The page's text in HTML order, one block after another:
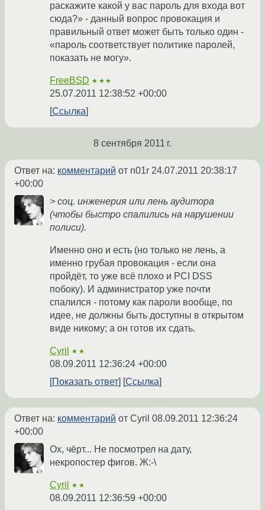
раскажите какой у вас пароль для входа вот
сюда?» - данный вопрос провокация и
правильный ответ может быть только один -
«пароль соответствует политике паролей,
показать не могу».
FreeBSD ★★★
25.07.2011 12:38:52 +00:00
Ссылка
8 сентября 2011 г.
Ответ на: комментарий от n01r 24.07.2011 20:38:17
+00:00
> соц. инженерия или лень аудитора
(чтобы быстро спалились на нарушении
полиси).
Именно оно и есть (но только не лень, а
именно грубая провокация - если она
пройдёт, то уже всё плохо и PCI DSS
побоку). И администратор уже почти
спалился - потому как пароли вообще, по
идее, не должны быть доступны в открытом
виде никому; а он готов их сдать.
Cyril ★★
08.09.2011 12:36:24 +00:00
Показать ответ
Ссылка
Ответ на: комментарий от Cyril 08.09.2011 12:36:24
+00:00
Ох, чёрт... Не посмотрел на дату,
некропостер фигов. Ж:-\
Cyril ★★
08.09.2011 12:36:59 +00:00